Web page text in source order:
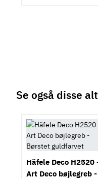
Se også disse
Häfele Deco H2520
Art Deco bøjlegreb -